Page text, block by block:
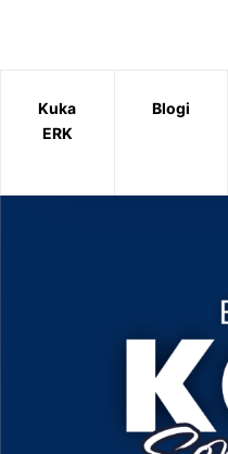
Kuka
ERK
Blogi